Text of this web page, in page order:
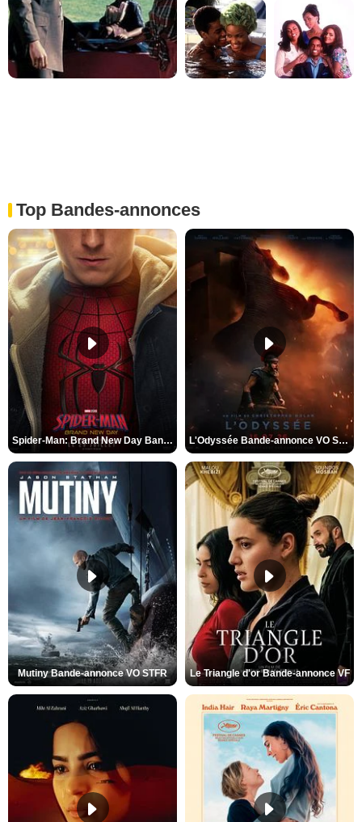
Top Bandes-annonces
Spider-Man: Brand New Day Bande-annonce VO STFR L'Odyssée Bande-annonce VO STFR
Mutiny Bande-annonce VO STFR Le Triangle d'or Bande-annonce VF